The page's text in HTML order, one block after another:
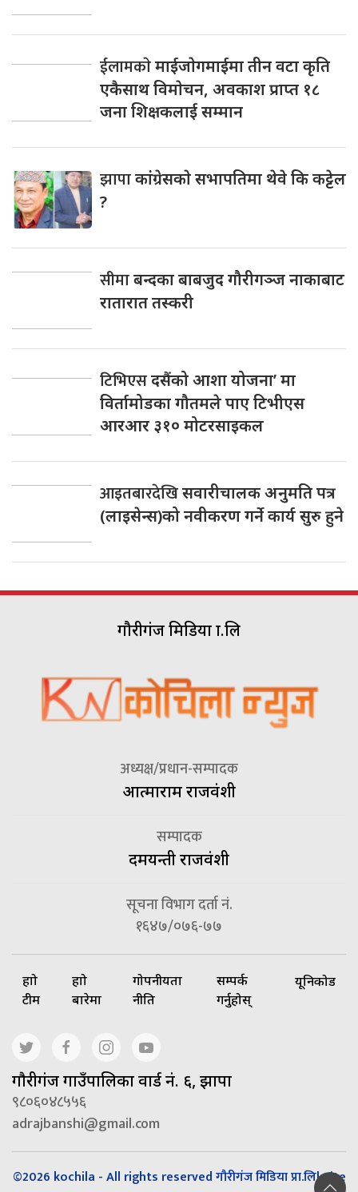
ईलामकाेमाईजाेगमाईमा तीन वटा कृति
एकैसाथ विमाेचन, अवकाश प्राप्त १८
जना शिक्षकलाई सम्मान
झापाकांंग्रेसकाे सभापतिमा थेवे कि कट्टेल
?
सीमाबन्दका बाबजुद गौरीगञ्ज नाकाबाट
रातारात तस्करी
टिभिएसदसैंको आशा योजना’ मा
विर्तामोडका गौतमले पाए टिभीएस
आरआर ३१० मोटरसाइकल
आइतबारदेखिसवारीचालक अनुमति पत्र
(लाइसेन्स)को नवीकरण गर्ने कार्य सुरु हुने
गौरीगंज मिडिया प्रा.लि
अध्यक्ष/प्रधान-सम्पादक
आत्माराम राजवंशी
सम्पादक
दमयन्ती राजवंशी
सूचना विभाग दर्ता नं.
१६४७/०७६-७७
हाम्रो
टीम
हाम्रो
बारेमा
गोपनीयता
नीति
सम्पर्क
गर्नुहोस्
यूनिकोड
गाैरीगंज गाउँपालिका वार्ड नं. ६, झापा
९८०६०४८५५६
adrajbanshi@gmail.com
©2026 kochila - All rights reserved गौरीगंज मिडिया प्रा.लि| Site